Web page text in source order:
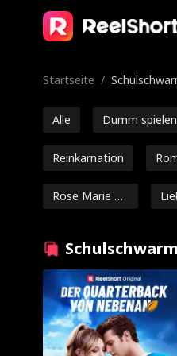
Startseite /
Alle Dumm spielen
Reinkarnation
Rose Marie Gu
Avery Lynch
Drachen
Von
zu
Noah Fearnley